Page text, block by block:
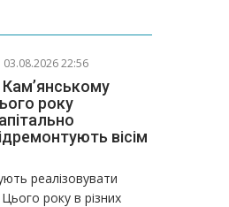
03.08.2026 22:56
року
вісім
реалізовувати
року в різних